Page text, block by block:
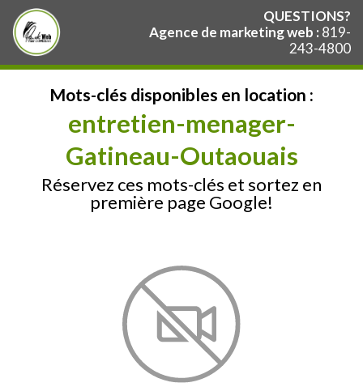
QUESTIONS?
Agence de marketing web : 819-
243-4800
Mots-clés disponibles en location :
entretien-menager-
Gatineau-Outaouais
Réservez ces mots-clés et sortez en
première page Google!